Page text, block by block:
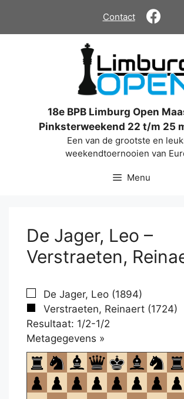
de
Contact
18e BPB Limburg Open
Pinksterweekend 22 t/m 25
Een van de grootste en
weekendtoernooien van
Menu
De Jager, Leo –
Verstraeten,
De Jager, Leo (1894)
Verstraeten, Reinaert (1724)
Resultaat: 1/2-1/2
Metagegevens »
om
te
openen.